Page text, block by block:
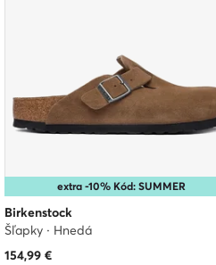
extra -10% Kód: SUMMER
Birkenstock
Šľapky · Hnedá
154,99 €